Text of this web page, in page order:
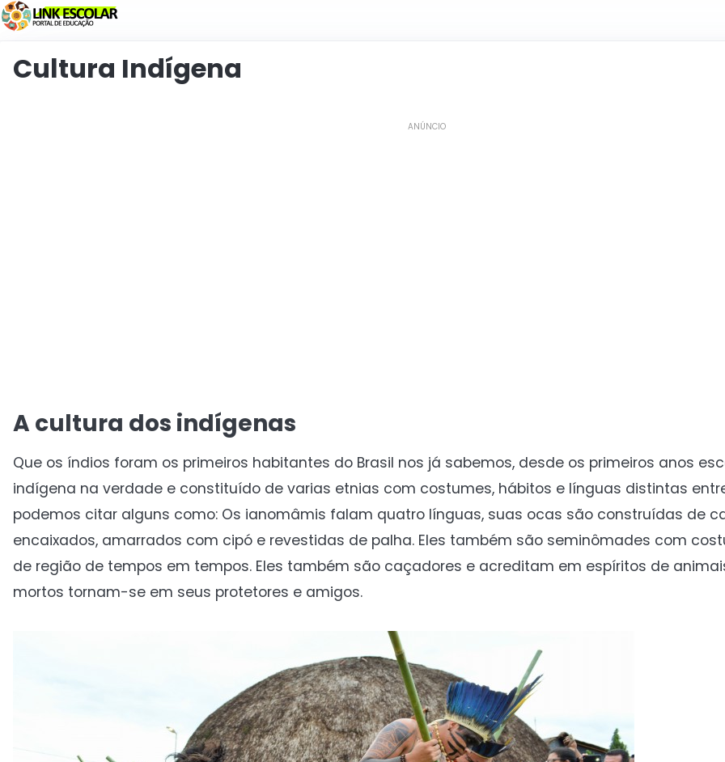
Связь
Cultura Indígena
ANÚNCIO
A cultura dos indígenas
Que os índios foram os primeiros habitantes do Brasil nos já sabemos, desde os primeiros anos
indígena na verdade e constituído de varias etnias com costumes, hábitos e línguas distintas
podemos citar alguns como: Os ianomâmis falam quatro línguas, suas ocas são construídas de
encaixados, amarrados com cipó e revestidas de palha. Eles também são seminômades com
de região de tempos em tempos. Eles também são caçadores e acreditam em espíritos de
mortos tornam-se em seus protetores e amigos.